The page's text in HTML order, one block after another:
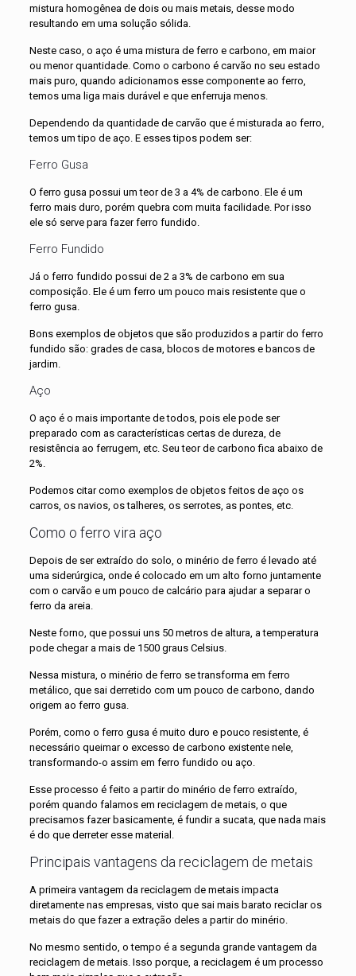
mistura homogênea de dois ou mais metais, desse modo
resultando em uma solução sólida.
Neste caso, o aço é uma mistura de ferro e carbono, em maior
ou menor quantidade. Como o carbono é carvão no seu estado
mais puro, quando adicionamos esse componente ao ferro,
temos uma liga mais durável e que enferruja menos.
Dependendo da quantidade de carvão que é misturada ao ferro,
temos um tipo de aço. E esses tipos podem ser:
Ferro Gusa
O ferro gusa possui um teor de 3 a 4% de carbono. Ele é um
ferro mais duro, porém quebra com muita facilidade. Por isso
ele só serve para fazer ferro fundido.
Ferro Fundido
Já o ferro fundido possui de 2 a 3% de carbono em sua
composição. Ele é um ferro um pouco mais resistente que o
ferro gusa.
Bons exemplos de objetos que são produzidos a partir do ferro
fundido são: grades de casa, blocos de motores e bancos de
jardim.
Aço
O aço é o mais importante de todos, pois ele pode ser
preparado com as características certas de dureza, de
resistência ao ferrugem, etc. Seu teor de carbono fica abaixo de
2%.
Podemos citar como exemplos de objetos feitos de aço os
carros, os navios, os talheres, os serrotes, as pontes, etc.
Como o ferro vira aço
Depois de ser extraído do solo, o minério de ferro é levado até
uma siderúrgica, onde é colocado em um alto forno juntamente
com o carvão e um pouco de calcário para ajudar a separar o
ferro da areia.
Neste forno, que possui uns 50 metros de altura, a temperatura
pode chegar a mais de 1500 graus Celsius.
Nessa mistura, o minério de ferro se transforma em ferro
metálico, que sai derretido com um pouco de carbono, dando
origem ao ferro gusa.
Porém, como o ferro gusa é muito duro e pouco resistente, é
necessário queimar o excesso de carbono existente nele,
transformando-o assim em ferro fundido ou aço.
Esse processo é feito a partir do minério de ferro extraído,
porém quando falamos em reciclagem de metais, o que
precisamos fazer basicamente, é fundir a sucata, que nada mais
é do que derreter esse material.
Principais vantagens da reciclagem de metais
A primeira vantagem da reciclagem de metais impacta
diretamente nas empresas, visto que sai mais barato reciclar os
metais do que fazer a extração deles a partir do minério.
No mesmo sentido, o tempo é a segunda grande vantagem da
reciclagem de metais. Isso porque, a reciclagem é um processo